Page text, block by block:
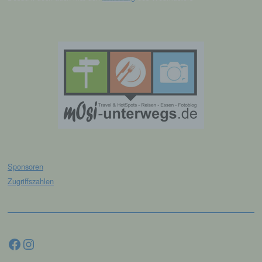
Sponsoren
Zugriffszahlen
Facebook
dient dem für die Verarbeitung Verantwortlichen
dazu, der betroffenen Person Inhalte oder
Leistungen anzubieten, die aufgrund der Natur der
Sache nur registrierten Benutzern angeboten
werden können. Registrierten Personen steht die
Möglichkeit frei, die bei der Registrierung
angegebenen personenbezogenen Daten
Der für die Verarbeitung Verantwortliche erteilt
jeder betroffenen Person jederzeit auf Anfrage
Daten über die betroffene Person gespeichert sind.
Daten auf Wunsch oder Hinweis der betroffenen